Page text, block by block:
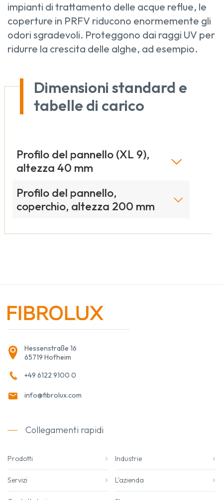
impianti di trattamento delle acque reflue, le
coperture in PRFV riducono enormemente gli
odori sgradevoli. Proteggono dai raggi UV per
ridurre la crescita delle alghe, ad esempio.
Dimensioni standard e
tabelle di carico
Profilo del pannello (XL 9),
altezza 40 mm
Profilo del pannello,
coperchio, altezza 200 mm
Hessenstraße 16
65719 Hofheim
+49 6122 9100 0
info@fibrolux.com
Collegamenti rapidi
Prodotti Industrie
Servizi L'azienda